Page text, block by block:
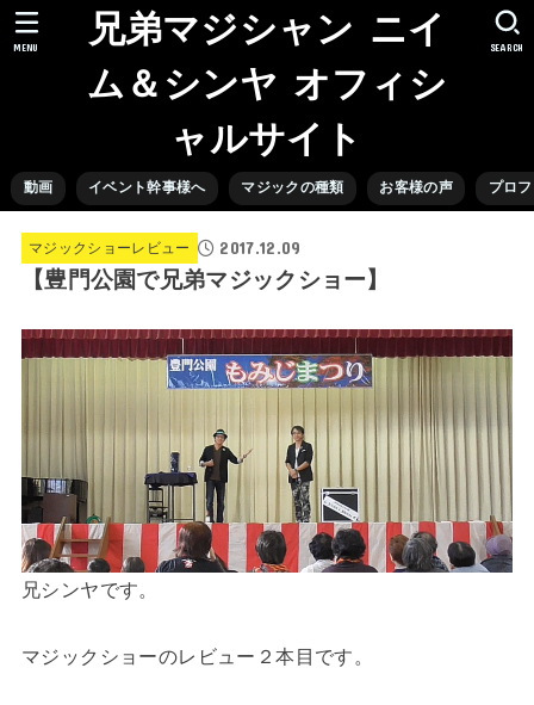
兄弟マジシャン ニイ
ム＆シンヤ オフィシ
ャルサイト
動画 イベント幹事様へ マジックの種類 お客様の声 プロ
SEARCH
MENU
マジックショーレビュー 2017.12.09
【豊門公園で兄弟マジックショー】
兄シンヤです。
マジックショーのレビュー２本目です。